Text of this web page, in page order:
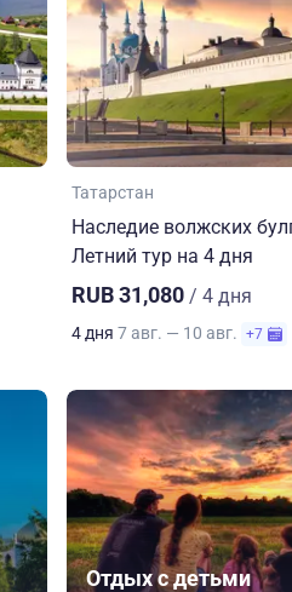
Татарстан
Наследие волжских
Летний тур на 4 дня
RUB 31,080 / 4 дня
4 дня 7 авг. — 10 авг. +7
Отдых с детьми